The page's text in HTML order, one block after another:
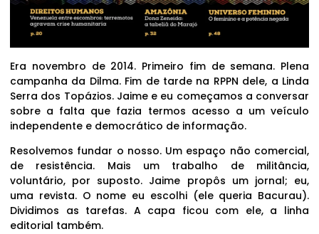
Era novembro de 2014. Primeiro fim de semana. Plena
campanha da Dilma. Fim de tarde na RPPN dele, a Linda
Serra dos Topázios. Jaime e eu começamos a conversar
sobre a falta que fazia termos acesso a um veículo
independente e democrático de informação.
Resolvemos fundar o nosso. Um espaço não comercial,
de resistência. Mais um trabalho de militância,
voluntário, por suposto. Jaime propôs um jornal; eu,
uma revista. O nome eu escolhi (ele queria Bacurau).
Dividimos as tarefas. A capa ficou com ele, a linha
editorial também.